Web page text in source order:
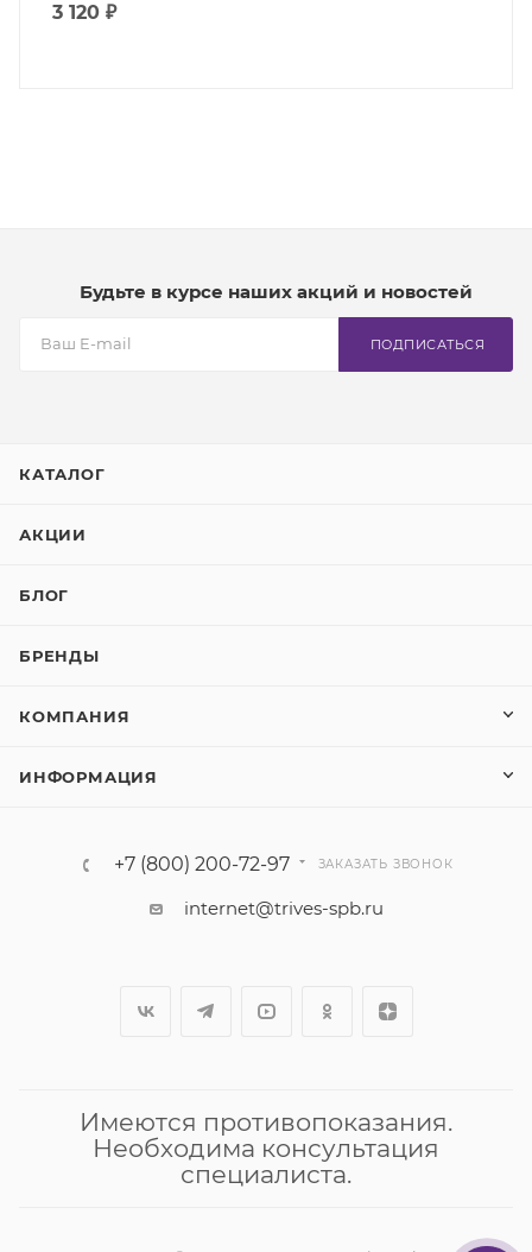
3 120 ₽
Будьте в курсе наших акций и новостей
ПОДПИСАТЬСЯ
КАТАЛОГ
АКЦИИ
БЛОГ
БРЕНДЫ
КОМПАНИЯ
ИНФОРМАЦИЯ
+7 (800) 200-72-97 ЗАКАЗАТЬ ЗВОНОК
internet@trives-spb.ru
Имеются противопоказания.
Необходима консультация
специалиста.